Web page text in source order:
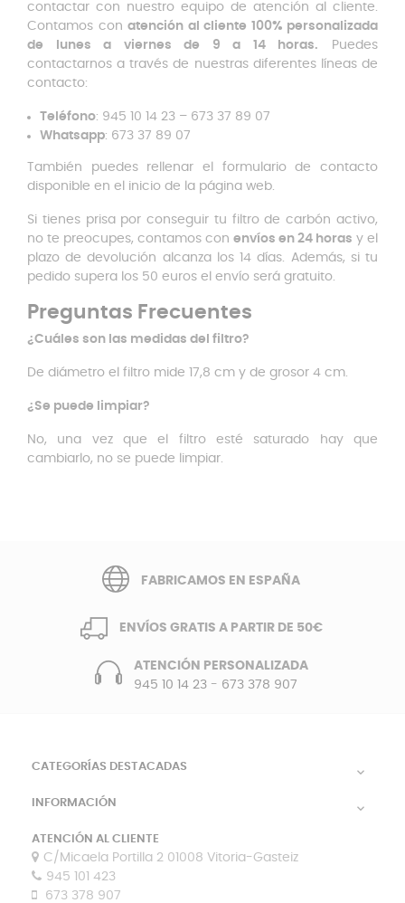
contactar con nuestro equipo de atención al cliente.
Contamos con atención al cliente 100% personalizada
de lunes a viernes de 9 a 14 horas.
Puedes
contactarnos a través de nuestras diferentes líneas de
contacto:
Teléfono: 945 10 14 23 – 673 37 89 07
Whatsapp: 673 37 89 07
También puedes rellenar el formulario de contacto
disponible en el inicio de la página web.
Si tienes prisa por conseguir tu filtro de carbón activo,
no te preocupes, contamos con envíos en 24 horas y el
plazo de devolución alcanza los 14 días. Además, si tu
pedido supera los 50 euros el envío será gratuito.
Preguntas Frecuentes
¿Cuáles son las medidas del filtro?
De diámetro el filtro mide 17,8 cm y de grosor 4 cm.
¿Se puede limpiar?
No, una vez que el filtro esté saturado hay que
cambiarlo, no se puede limpiar.
FABRICAMOS EN ESPAÑA
ENVÍOS GRATIS A PARTIR DE 50€
ATENCIÓN PERSONALIZADA
945 10 14 23- 673 378 907
CATEGORÍAS DESTACADAS 
INFORMACIÓN 
ATENCIÓN AL CLIENTE
C/Micaela Portilla 2 01008 Vitoria-Gasteiz
945 101 423
673 378 907